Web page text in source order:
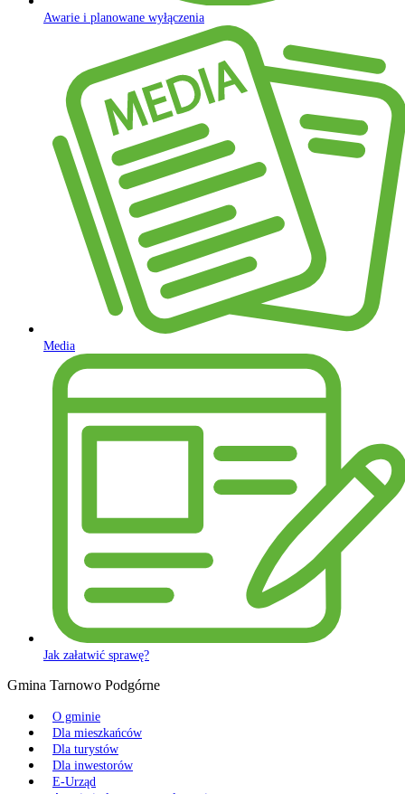
Awarie i planowane wyłączenia
Media
Jak załatwić sprawę?
Gmina Tarnowo Podgórne
O gminie
Dla mieszkańców
Dla turystów
Dla inwestorów
E-Urząd